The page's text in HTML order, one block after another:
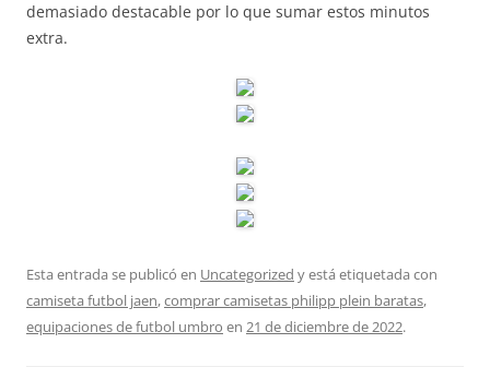
demasiado destacable por lo que sumar estos minutos
extra.
Esta entrada se publicó en Uncategorized y está etiquetada con
camiseta futbol jaen,comprar camisetas philipp plein baratas,
equipaciones de futbol umbro en 21 de diciembre de 2022.